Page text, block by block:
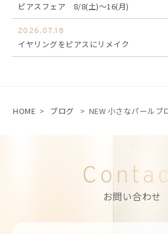
ピアスフェア 8/8(土)～16(月)
2026.07.18
イヤリングをピアスにリメイク
HOME > ブログ > NEW 小さなパールブ
お問い合わせ